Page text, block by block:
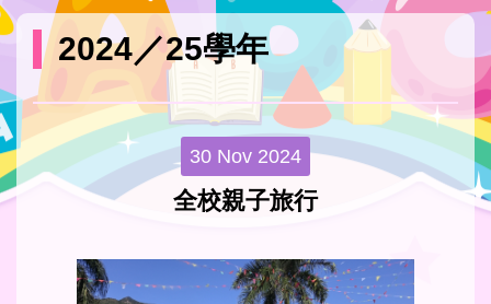
2024／25學年
30 Nov 2024
全校親子旅行